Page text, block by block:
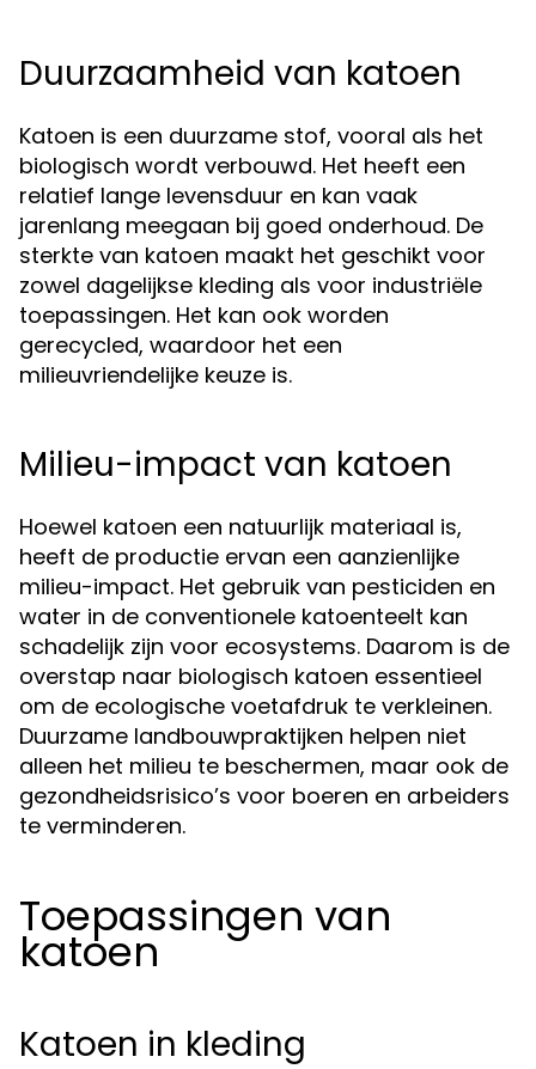
Duurzaamheid van katoen
Katoen is een duurzame stof, vooral als het
biologisch wordt verbouwd. Het heeft een
relatief lange levensduur en kan vaak
jarenlang meegaan bij goed onderhoud. De
sterkte van katoen maakt het geschikt voor
zowel dagelijkse kleding als voor industriële
toepassingen. Het kan ook worden
gerecycled, waardoor het een
milieuvriendelijke keuze is.
Milieu-impact van katoen
Hoewel katoen een natuurlijk materiaal is,
heeft de productie ervan een aanzienlijke
milieu-impact. Het gebruik van pesticiden en
water in de conventionele katoenteelt kan
schadelijk zijn voor ecosystems. Daarom is de
overstap naar biologisch katoen essentieel
om de ecologische voetafdruk te verkleinen.
Duurzame landbouwpraktijken helpen niet
alleen het milieu te beschermen, maar ook de
gezondheidsrisico’s voor boeren en arbeiders
te verminderen.
Toepassingen van
katoen
Katoen in kleding